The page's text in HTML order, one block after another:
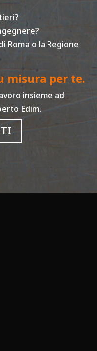
Roma o la Regione
misura per te.
insieme ad
Edim.